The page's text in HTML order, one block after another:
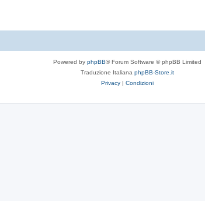
Powered by phpBB® Forum Software © phpBB Limited
Traduzione Italiana phpBB-Store.it
Privacy | Condizioni